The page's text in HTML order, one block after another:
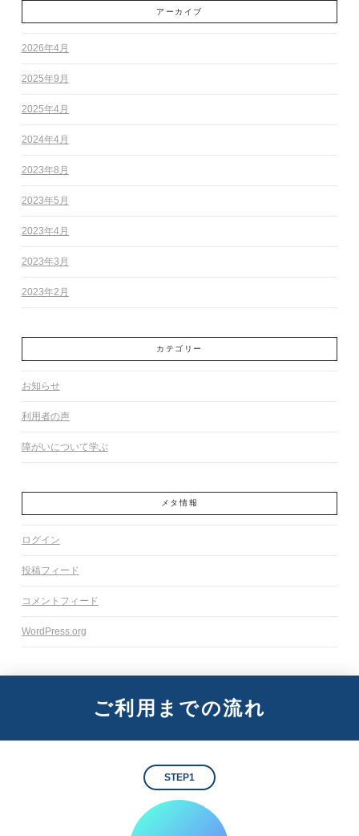
アーカイブ
2026年4月
2025年9月
2025年4月
2024年4月
2023年8月
2023年5月
2023年4月
2023年3月
2023年2月
カテゴリー
お知らせ
利用者の声
障がいについて学ぶ
メタ情報
ログイン
投稿フィード
コメントフィード
WordPress.org
ご利用までの流れ
STEP1